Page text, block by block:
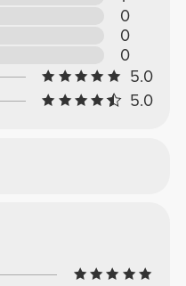
0
0
0
5.0
5.0